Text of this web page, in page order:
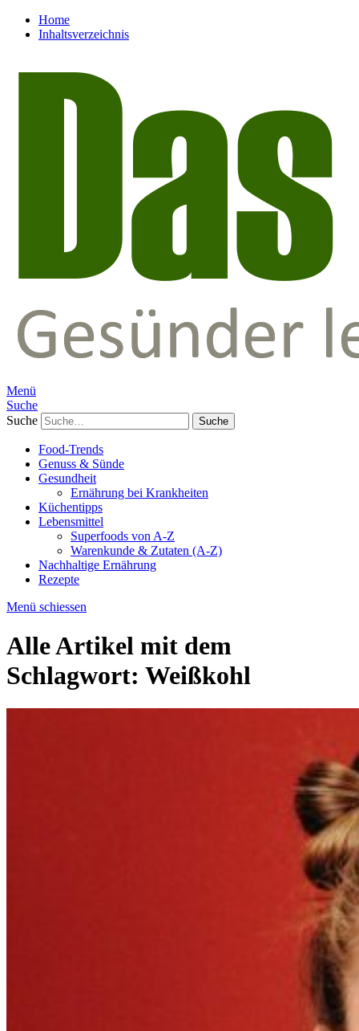
Home
Inhaltsverzeichnis
Menü
Suche
Suche
Food-Trends
Genuss & Sünde
Gesundheit
Ernährung bei Krankheiten
Küchentipps
Lebensmittel
Superfoods von A-Z
Warenkunde & Zutaten (A-Z)
Nachhaltige Ernährung
Rezepte
Menü schiessen
Alle Artikel mit dem
Schlagwort: Weißkohl